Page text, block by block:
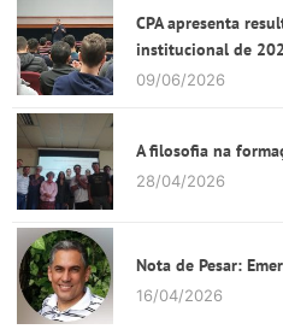
CPA apresenta
institucional de
09/06/2026
A filosofia na
28/04/2026
Nota de Pesar:
16/04/2026